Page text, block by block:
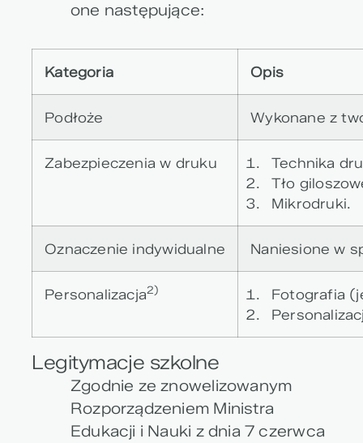
one następujące:
Kategoria Opis
Podłoże Wykonane z
Zabezpieczenia w druku
Technika
Tło
Mikrodruki.
Oznaczenie indywidualne Naniesione w
Personalizacja2)
Fotografia
Legitymacje szkolne
Zgodnie ze znowelizowanym
Rozporządzeniem Ministra
Edukacji i Nauki z dnia 7 czerwca